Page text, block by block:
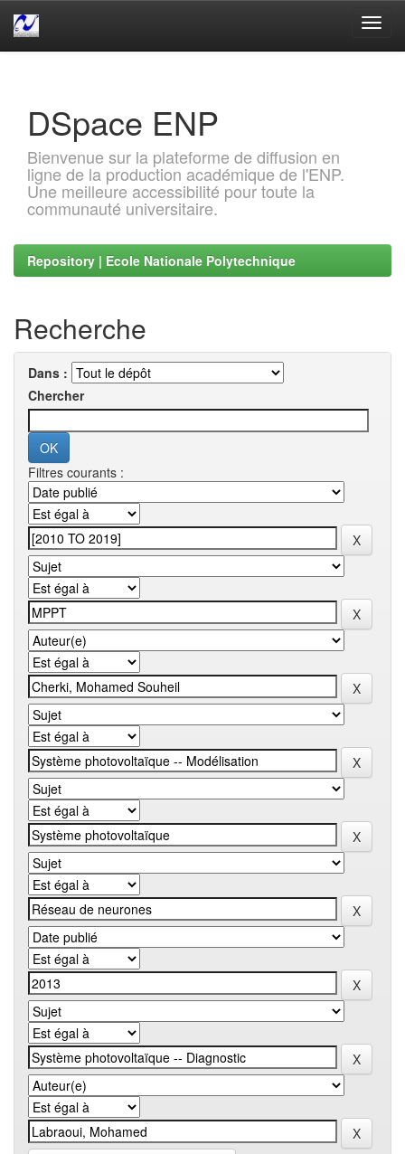
DSpace ENP
Bienvenue sur la plateforme de diffusion en
ligne de la production académique de l'ENP.
Une meilleure accessibilité pour toute la
communauté universitaire.
Repository | Ecole Nationale Polytechnique
Recherche
Dans :
Chercher
Filtres courants :